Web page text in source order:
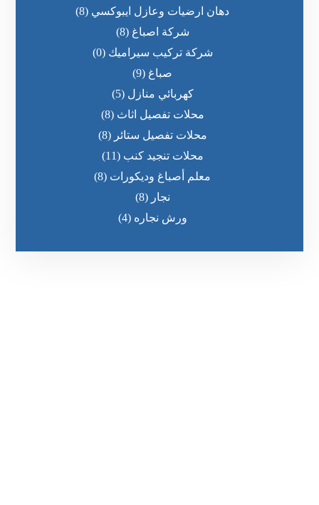
دهان ارضيات وعازل ايبوكسي (8)
شركة اصباغ (8)
شركة تركيب سيراميك (0)
صباغ (9)
كهربائي منازل (5)
محلات تفصيل اثاث (8)
محلات تفصيل ستائر (8)
محلات تنجيد كنب (11)
معلم أصباغ وديكورات (8)
نجار (8)
ورش نجاره (4)